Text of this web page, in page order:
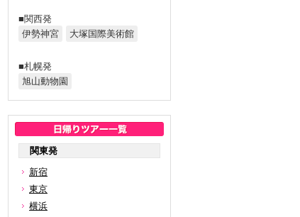
■関西発
伊勢神宮
大塚国際美術館
■札幌発
旭山動物園
関東発
新宿
東京
横浜